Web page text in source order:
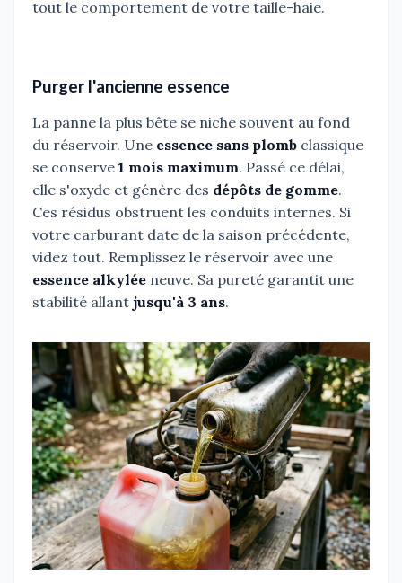
tout le comportement de votre taille-haie.
Purger l'ancienne essence
La panne la plus bête se niche souvent au fond
du réservoir. Une essence sans plomb classique
se conserve 1 mois maximum. Passé ce délai,
elle s'oxyde et génère des dépôts de gomme.
Ces résidus obstruent les conduits internes. Si
votre carburant date de la saison précédente,
videz tout. Remplissez le réservoir avec une
essence alkylée neuve. Sa pureté garantit une
stabilité allant jusqu'à 3 ans.